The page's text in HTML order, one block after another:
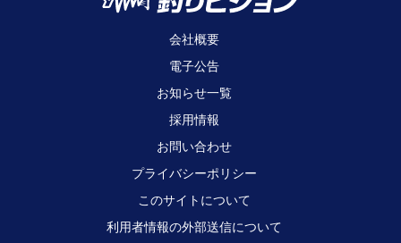
会社概要
電子公告
お知らせ一覧
採用情報
お問い合わせ
プライバシーポリシー
このサイトについて
利用者情報の外部送信について